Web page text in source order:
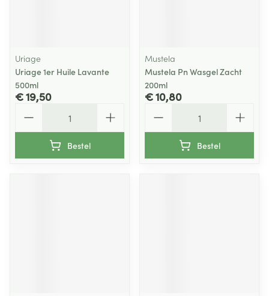
Uriage
Uriage 1er Huile Lavante
500ml
€ 19,50
Bestel
Mustela
Mustela Pn Wasgel Zacht
200ml
€ 10,80
Bestel